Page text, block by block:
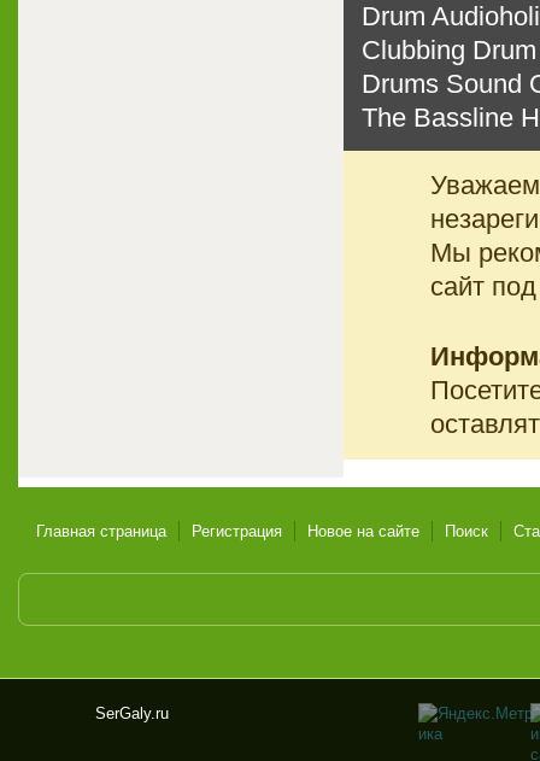
Drum
Clubbing
Drums Sound
The Bassline
Мы
сайт
Главная страница Регистрация Новое на сайте Поиск
SerGaly.ru